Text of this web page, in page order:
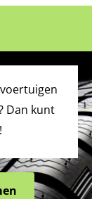
Dan kunt